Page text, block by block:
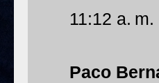
11:12 a. m.
Paco